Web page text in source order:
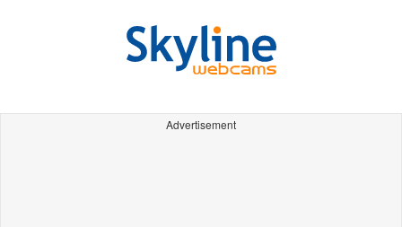
Advertisement